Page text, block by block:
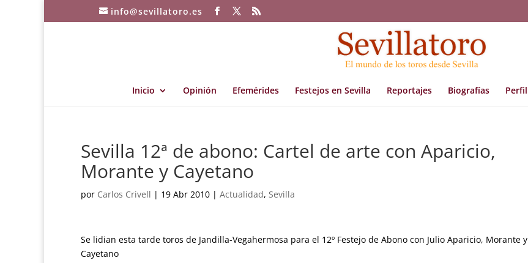
info@sevillatoro.es
Inicio Opinión Efemérides Festejos en Sevilla Reportajes Biografías Perfil
Sevilla 12ª de abono: Cartel de arte con Aparicio,
Morante y Cayetano
por Carlos Crivell | 19 Abr 2010 | Actualidad, Sevilla
Se lidian esta tarde toros de Jandilla-Vegahermosa para el 12º Festejo de Abono con Julio Aparicio, Morante y
Cayetano